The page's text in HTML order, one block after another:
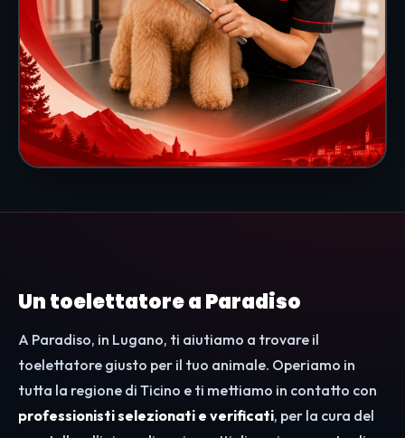
Un toelettatore a Paradiso
A Paradiso, in Lugano, ti aiutiamo a trovare il
toelettatore giusto per il tuo animale. Operiamo in
tutta la regione di Ticino e ti mettiamo in contatto con
professionisti selezionati e verificati, per la cura del